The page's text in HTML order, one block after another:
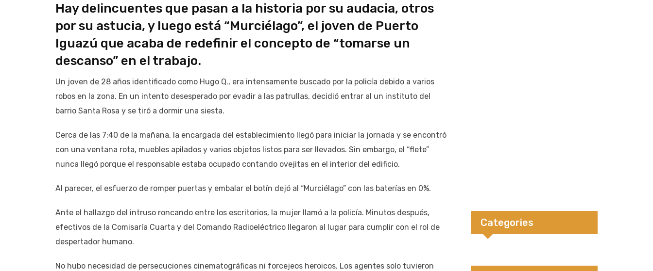
Hay delincuentes que pasan a la historia por su audacia, otros
por su astucia, y luego está “Murciélago”, el joven de Puerto
Iguazú que acaba de redefinir el concepto de “tomarse un
descanso” en el trabajo.
Un joven de 28 años identificado como Hugo Q., era intensamente buscado por la policía debido a varios
robos en la zona. En un intento desesperado por evadir a las patrullas, decidió entrar al un instituto del
barrio Santa Rosa y se tiró a dormir una siesta.
Cerca de las 7:40 de la mañana, la encargada del establecimiento llegó para iniciar la jornada y se encontró
con una ventana rota, muebles apilados y varios objetos listos para ser llevados. Sin embargo, el “flete”
nunca llegó porque el responsable estaba ocupado contando ovejitas en el interior del edificio.
Al parecer, el esfuerzo de romper puertas y embalar el botín dejó al “Murciélago” con las baterías en 0%.
Ante el hallazgo del intruso roncando entre los escritorios, la mujer llamó a la policía. Minutos después,
efectivos de la Comisaría Cuarta y del Comando Radioeléctrico llegaron al lugar para cumplir con el rol de
despertador humano.
No hubo necesidad de persecuciones cinematográficas ni forcejeos heroicos. Los agentes solo tuvieron
Categories